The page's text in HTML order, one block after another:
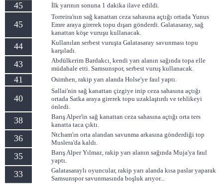
45 İlk yarının sonuna 1 dakika ilave edildi.
45
Torreira'nın sağ kanattan ceza sahasına açtığı ortada Yunus
Emre araya girerek topu dışarı gönderdi. Galatasaray, sağ
kanattan köşe vuruşu kullanacak.
44
Kullanılan serbest vuruşta Galatasaray savunması topu
karşıladı.
43
Abdülkerim Bardakcı, kendi yarı alanın sağında topa elle
müdahale etti. Samsunspor, serbest vuruş kullanacak.
41 Osimhen, rakip yarı alanda Holse'ye faul yaptı.
40
Sallai'nin sağ kanattan çizgiye inip ceza sahasına açtığı
ortada Satka araya girerek topu uzaklaştırdı ve tehlikeyi
önledi.
38
Barış Alper'in sağ kanattan ceza sahasına açtığı orta ters
kanatta taca çıktı.
36
Ntcham'ın orta alandan savunma arkasına gönderdiği top
Muslera'da kaldı.
35
Barış Alper Yılmaz, rakip yarı alanın sağında Muja'ya faul
yaptı.
33
Galatasaraylı oyuncular, rakip yarı alanda kısa paslar yaparak
Samsunspor savunmasında boşluk arıyor...